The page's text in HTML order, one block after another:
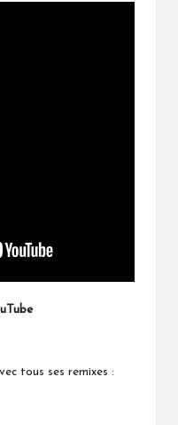
tous ses remixes :